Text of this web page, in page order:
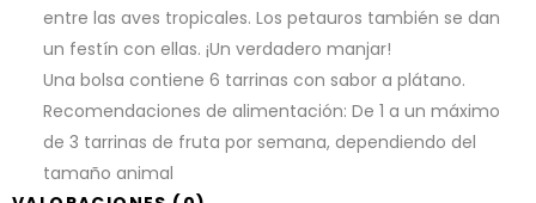
entre las aves tropicales. Los petauros también se dan
un festín con ellas. ¡Un verdadero manjar!
Una bolsa contiene 6 tarrinas con sabor a plátano.
Recomendaciones de alimentación: De 1 a un máximo
de 3 tarrinas de fruta por semana, dependiendo del
tamaño animal